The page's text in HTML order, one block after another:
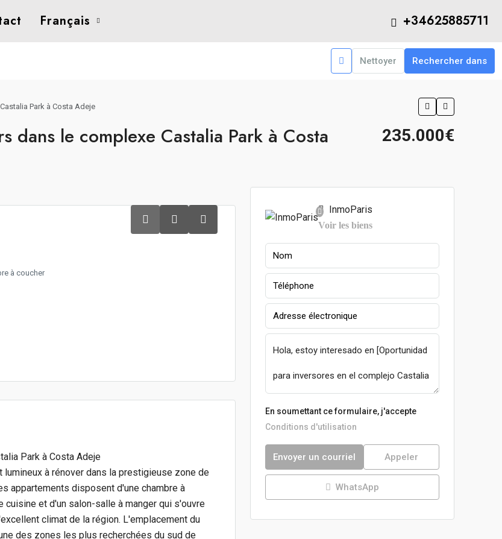
Français +34625885711
Nettoyer Rechercher dans
Park à Costa Adeje
dans le complexe Castalia Park à Costa
235.000€
à coucher
Park à Costa Adeje
à rénover dans la prestigieuse zone de
appartements disposent d'une chambre à
cuisine et d'un salon-salle à manger qui s'ouvre
climat de la région. L'emplacement du
des zones les plus recherchées du sud de
InmoParis
Voir les biens
En soumettant ce formulaire, j'accepte
Conditions d'utilisation
Envoyer un courriel Appeler
WhatsApp